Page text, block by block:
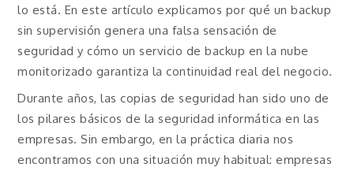
lo está. En este artículo explicamos por qué un backup
sin supervisión genera una falsa sensación de
seguridad y cómo un servicio de backup en la nube
monitorizado garantiza la continuidad real del negocio.
Durante años, las copias de seguridad han sido uno de
los pilares básicos de la seguridad informática en las
empresas. Sin embargo, en la práctica diaria nos
encontramos con una situación muy habitual: empresas